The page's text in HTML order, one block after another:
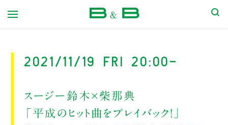
2021/11/19 Fri 20:00-
スージー鈴木×柴那典
「平成のヒット曲をプレイバック！」